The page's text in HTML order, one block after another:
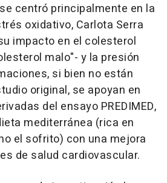
centró principalmente en la
oxidativo, Carlota Serra
impacto en el colesterol
malo"- y la presión
si bien no están
original, se apoyan en
del ensayo PREDIMED,
mediterránea (rica en
el sofrito) con una mejora
de salud cardiovascular.